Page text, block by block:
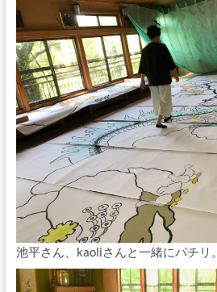
池平さん、kaoliさんと一緒にパチリ。